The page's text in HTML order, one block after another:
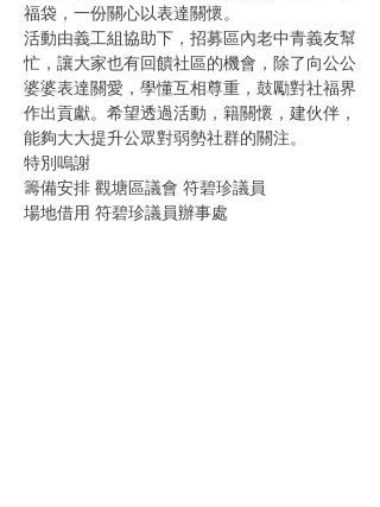
福袋，一份關心以表達關懷。
活動由義工組協助下，招募區內老中青義友幫
忙，讓大家也有回饋社區的機會，除了向公公
婆婆表達關愛，學懂互相尊重，鼓勵對社福界
作出貢獻。希望透過活動，籍關懷，建伙伴，
能夠大大提升公眾對弱勢社群的關注。
特別嗚謝
籌備安排 觀塘區議會 符碧珍議員
場地借用 符碧珍議員辦事處